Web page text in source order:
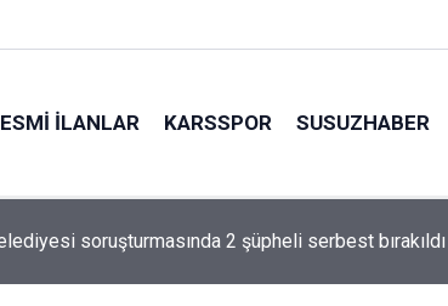
İLANLAR KARSSPOR SUSUZHABER
ticari araçla kafa kafaya çarpıştı: 1’i ağır 2 yaralı